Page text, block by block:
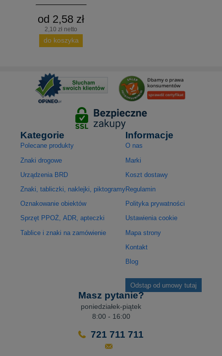
od 2,58 zł
2,10 zł netto
do koszyka
Kategorie
Polecane produkty
Znaki drogowe
Urządzenia BRD
Znaki, tabliczki, naklejki, piktogramy
Oznakowanie obiektów
Sprzęt PPOŻ, ADR, apteczki
Tablice i znaki na zamówienie
Informacje
O nas
Marki
Koszt dostawy
Regulamin
Polityka prywatności
Ustawienia cookie
Mapa strony
Kontakt
Blog
Odstąp od umowy tutaj
Masz pytanie?
poniedziałek-piątek
8:00 - 16:00
721 711 711